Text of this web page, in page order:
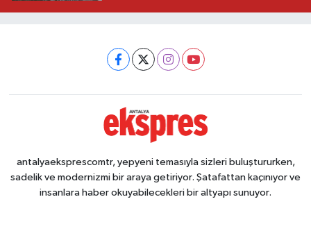
antalyaeksprescomtr, yepyeni temasıyla sizleri buluştururken,
sadelik ve modernizmi bir araya getiriyor. Şatafattan kaçınıyor ve
insanlara haber okuyabilecekleri bir altyapı sunuyor.